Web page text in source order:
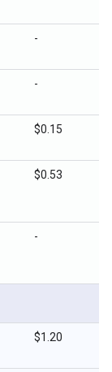
-
-
$0.15
$0.53
-
$1.20